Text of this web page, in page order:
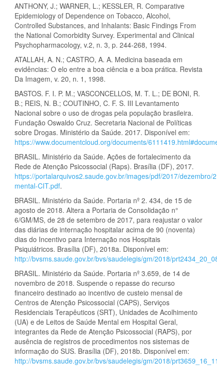
ANTHONY, J.; WARNER, L.; KESSLER, R. Comparative
Epidemiology of Dependence on Tobacco, Alcohol,
Controlled Substances, and Inhalants: Basic Findings From
the National Comorbidity Survey. Experimental and Clinical
Psychopharmacology, v.2, n. 3, p. 244-268, 1994.
ATALLAH, A. N.; CASTRO, A. A. Medicina baseada em
evidências: O elo entre a boa ciência e a boa prática. Revista
Da Imagem, v. 20, n. 1, 1998.
BASTOS. F. I. P. M.; VASCONCELLOS, M. T. L.; DE BONI, R.
B.; REIS, N. B.; COUTINHO, C. F. S. III Levantamento
Nacional sobre o uso de drogas pela população brasileira.
Fundação Oswaldo Cruz. Secretaria Nacional de Políticas
sobre Drogas. Ministério da Saúde. 2017. Disponível em:
https://www.documentcloud.org/documents/
BRASIL. Ministério da Saúde. Ações de fortalecimento da
Rede de Atenção Psicossocial (Raps). Brasília (DF), 2017.
https://portalarquivos2.saude.gov.br/images/pdf/2017/dezembro/
mental-CIT.pdf.
BRASIL. Ministério da Saúde. Portaria nº 2. 434, de 15 de
agosto de 2018. Altera a Portaria de Consolidação n°
6/GM/MS, de 28 de setembro de 2017, para reajustar o valor
das diárias de internação hospitalar acima de 90 (noventa)
dias do Incentivo para Internação nos Hospitais
Psiquiátricos. Brasília (DF), 2018a. Disponível em:
http://bvsms.saude.gov.br/bvs/saudelegis/gm/2018/
BRASIL. Ministério da Saúde. Portaria nº 3.659, de 14 de
novembro de 2018. Suspende o repasse do recurso
financeiro destinado ao incentivo de custeio mensal de
Centros de Atenção Psicossocial (CAPS), Serviços
Residenciais Terapêuticos (SRT), Unidades de Acolhimento
(UA) e de Leitos de Saúde Mental em Hospital Geral,
integrantes da Rede de Atenção Psicossocial (RAPS), por
ausência de registros de procedimentos nos sistemas de
informação do SUS. Brasília (DF), 2018b. Disponível em:
http://bvsms.saude.gov.br/bvs/saudelegis/gm/2018/